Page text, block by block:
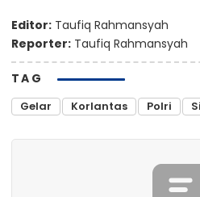
Editor: Taufiq Rahmansyah
Reporter: Taufiq Rahmansyah
TAG
Gelar Korlantas Polri